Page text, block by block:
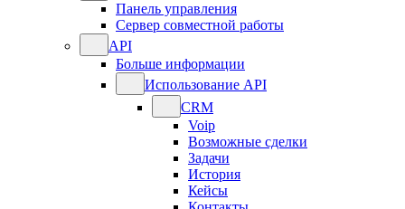
Панель управления
Сервер совместной работы
API
Больше информации
Использование API
CRM
Voip
Возможные сделки
Задачи
История
Кейсы